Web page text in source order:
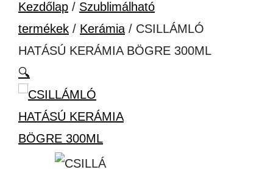
Kezdőlap / Szublimálható
termékek / Kerámia / CSILLÁMLÓ
HATÁSÚ KERÁMIA BÖGRE 300ML
🔍